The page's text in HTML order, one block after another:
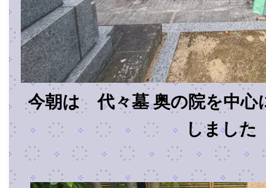
今朝は 代々墓 奥の院を中
しました